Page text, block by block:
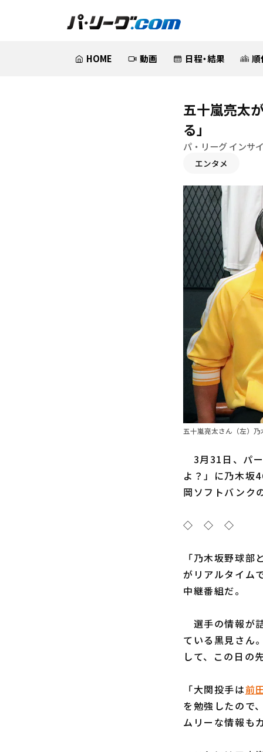
HOME 動画 日程・結果 順
五十嵐亮太
る」
パ・リーグ インサ
エンタメ
五十嵐亮太さん（左）
3月31日、パ
よ？」に乃木坂
岡ソフトバンク
◇ ◇ ◇
「乃木坂野球
がリアルタイム
中継番組だ。
選手の情報が
ている黒見さん
して、この日の
「大関投手は前
を勉強したので
ムリーな情報も